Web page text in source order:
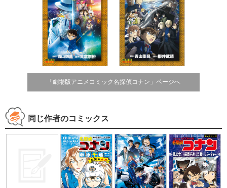
「劇場版アニメコミック名探偵コナン」ページへ
同じ作者のコミックス